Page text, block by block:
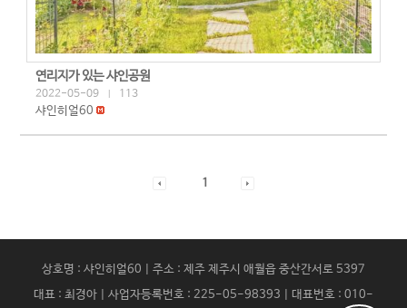
연리지가 있는 샤인공원
2022-05-09 113
샤인히얼60
1
상호명 : 샤인히얼60 | 주소 : 제주 제주시 애월읍 중산간서로 5397
대표 : 최경아 | 사업자등록번호 : 225-05-98393 | 대표번호 : 010-